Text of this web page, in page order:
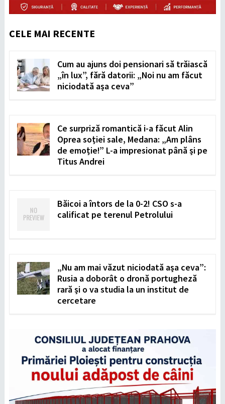
CELE MAI RECENTE
Cum au ajuns doi pensionari să trăiască
„în lux”, fără datorii: „Noi nu am făcut
niciodată așa ceva”
Ce surpriză romantică i-a făcut Alin
Oprea soției sale, Medana: „Am plâns
de emoție!” L-a impresionat până și pe
Titus Andrei
Băicoi a întors de la 0-2! CSO s-a
calificat pe terenul Petrolului
„Nu am mai văzut niciodată așa ceva”:
Rusia a doborât o dronă portugheză
rară și o va studia la un institut de
cercetare